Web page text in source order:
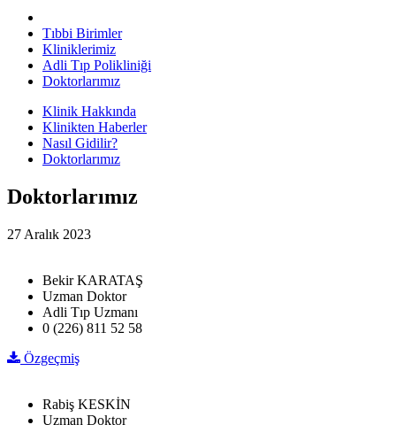
Tıbbi Birimler
Kliniklerimiz
Adli Tıp Polikliniği
Doktorlarımız
Klinik Hakkında
Klinikten Haberler
Nasıl Gidilir?
Doktorlarımız
Doktorlarımız
27 Aralık 2023
Bekir KARATAŞ
Uzman Doktor
Adli Tıp Uzmanı
0 (226) 811 52 58
Özgeçmiş
Rabiş KESKİN
Uzman Doktor